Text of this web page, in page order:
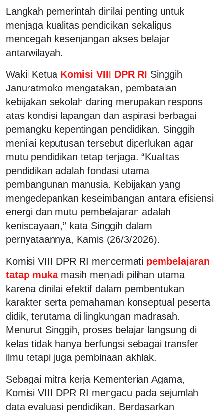
Langkah pemerintah dinilai penting untuk
menjaga kualitas pendidikan sekaligus
mencegah kesenjangan akses belajar
antarwilayah.
Wakil Ketua Komisi VIII DPR RI Singgih
Januratmoko mengatakan, pembatalan
kebijakan sekolah daring merupakan respons
atas kondisi lapangan dan aspirasi berbagai
pemangku kepentingan pendidikan. Singgih
menilai keputusan tersebut diperlukan agar
mutu pendidikan tetap terjaga. “Kualitas
pendidikan adalah fondasi utama
pembangunan manusia. Kebijakan yang
mengedepankan keseimbangan antara efisiensi
energi dan mutu pembelajaran adalah
keniscayaan,” kata Singgih dalam
pernyataannya, Kamis (26/3/2026).
Komisi VIII DPR RI mencermati pembelajaran
tatap muka masih menjadi pilihan utama
karena dinilai efektif dalam pembentukan
karakter serta pemahaman konseptual peserta
didik, terutama di lingkungan madrasah.
Menurut Singgih, proses belajar langsung di
kelas tidak hanya berfungsi sebagai transfer
ilmu tetapi juga pembinaan akhlak.
Sebagai mitra kerja Kementerian Agama,
Komisi VIII DPR RI mengacu pada sejumlah
data evaluasi pendidikan. Berdasarkan